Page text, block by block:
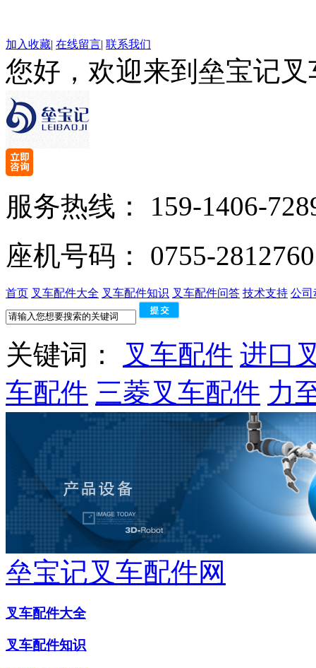
加入收藏| 在线留言| 联系我们
您好，欢迎来到垒宝记
服务热线： 159-1406-
座机号码： 0755-
首页 叉车配件大全 叉车配件知识 叉车配件问答 技术支持 公司
关键词： 叉车配件 进口
车配件 三菱叉车配件 力
垒宝记叉车配件网
叉车配件大全
叉车配件知识